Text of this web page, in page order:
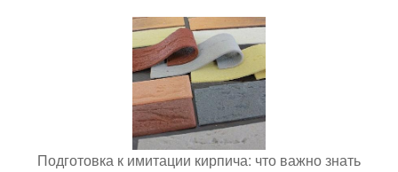
Подготовка к имитации кирпича: что важно знать